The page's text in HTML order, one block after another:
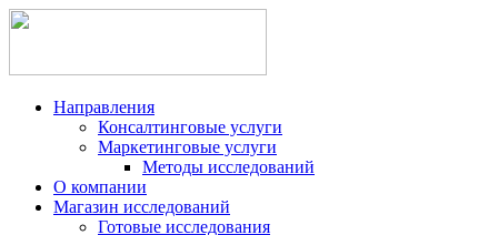
Направления
Консалтинговые услуги
Маркетинговые услуги
Методы исследований
О компании
Магазин исследований
Готовые исследования